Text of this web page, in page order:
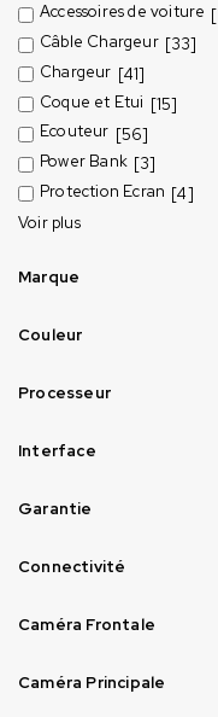
Accessoires de voiture
Câble Chargeur [33]
Chargeur [41]
Coque et Etui [15]
Ecouteur [56]
Power Bank [3]
Protection Ecran [4]
Voir plus
Marque
Couleur
Processeur
Interface
Garantie
Connectivité
Caméra Frontale
Caméra Principale